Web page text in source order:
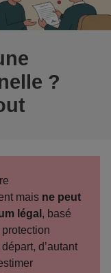
?
mais ne peut
légal , basé
d’autant